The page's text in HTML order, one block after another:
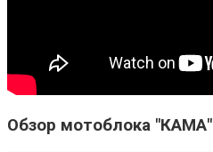
Обзор мотоблока "КАМА"